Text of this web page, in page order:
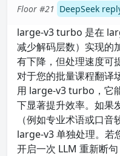
Floor #21 DeepSeek
large-v3 turbo 是在
减少解码层数）实现的
有下降，但处理速度可
对于您的批量课程翻译
用 large-v3 turbo，它
下显著提升效率。如果
（例如专业术语或口
large-v3 单独处理。若
开启一次 LLM 重新断